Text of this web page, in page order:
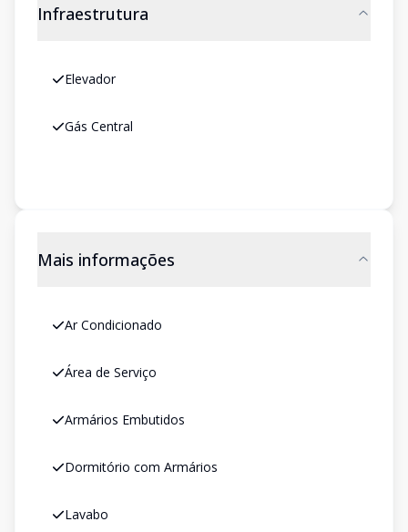
Infraestrutura
Elevador
Gás Central
Mais informações
Ar Condicionado
Área de Serviço
Armários Embutidos
Dormitório com Armários
Lavabo